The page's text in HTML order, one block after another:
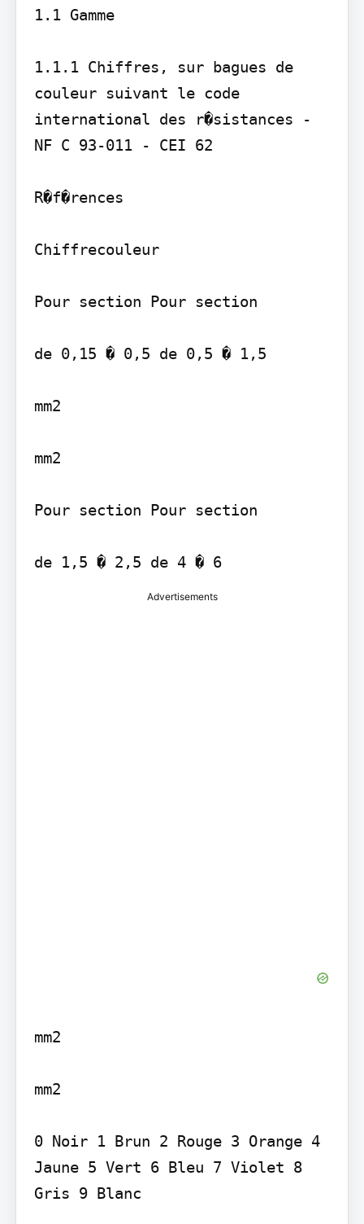
1.1 Gamme
1.1.1 Chiffres, sur bagues de
couleur suivant le code
international des r�sistances -
NF C 93-011 - CEI 62
R�f�rences
Chiffrecouleur
Pour section Pour section
de 0,15 � 0,5 de 0,5 � 1,5
mm2
mm2
Pour section Pour section
de 1,5 � 2,5 de 4 � 6
Advertisements
mm2
mm2
0 Noir 1 Brun 2 Rouge 3 Orange 4
Jaune 5 Vert 6 Bleu 7 Violet 8
Gris 9 Blanc